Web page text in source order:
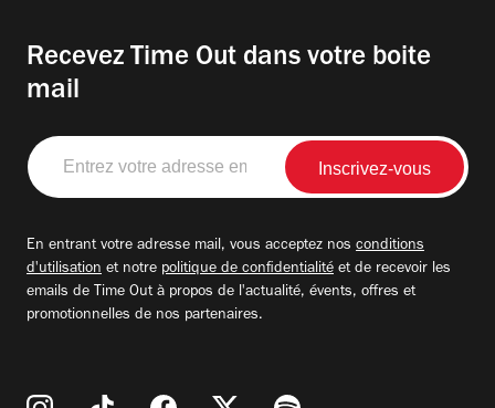
Recevez Time Out dans votre boite
mail
Entrez
votre
adresse
En entrant votre adresse mail, vous acceptez nos conditions
d'utilisation et notre politique de confidentialité et de recevoir les
emails de Time Out à propos de l'actualité, évents, offres et
promotionnelles de nos partenaires.